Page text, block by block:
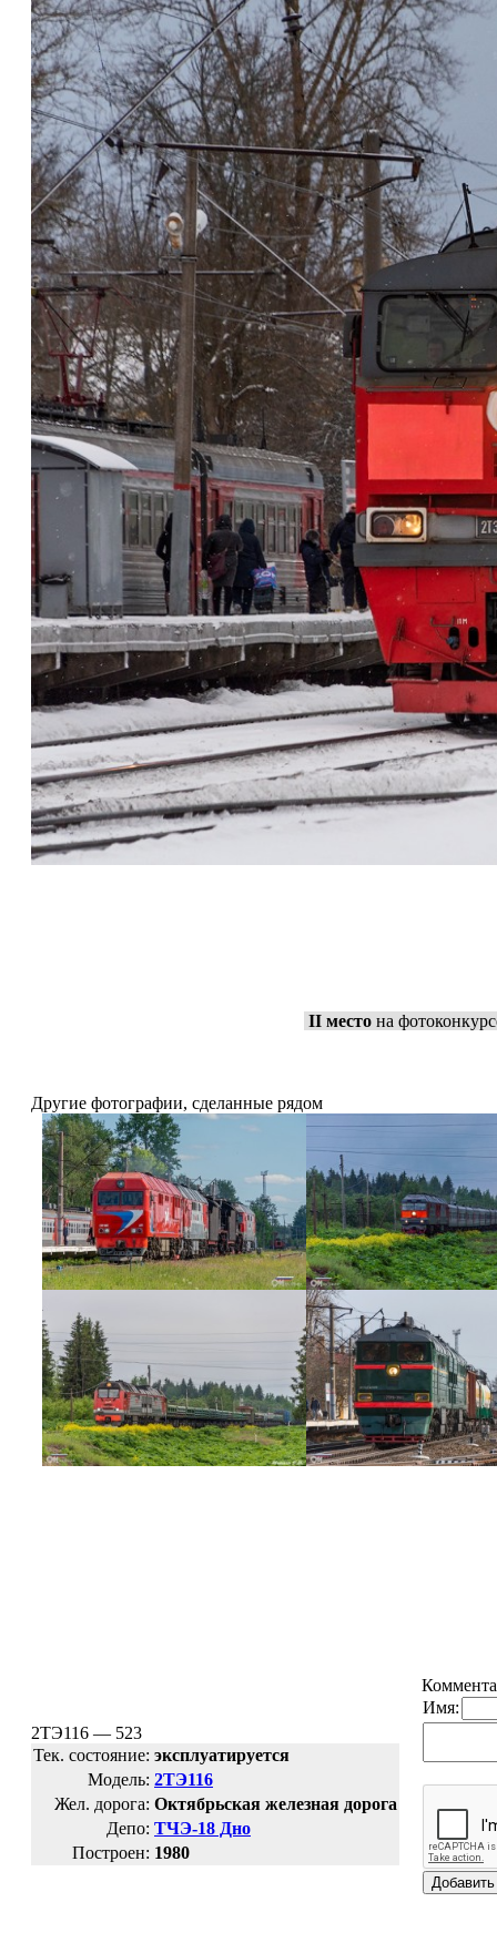
II место на
Другие фотографии, сделанные рядом
2ТЭ116 — 523
Тек. состояние: эксплуатируется
Модель: 2ТЭ116
Жел. дорога: Октябрьская железная дорога
Депо: ТЧЭ-18 Дно
Построен: 1980
Имя: